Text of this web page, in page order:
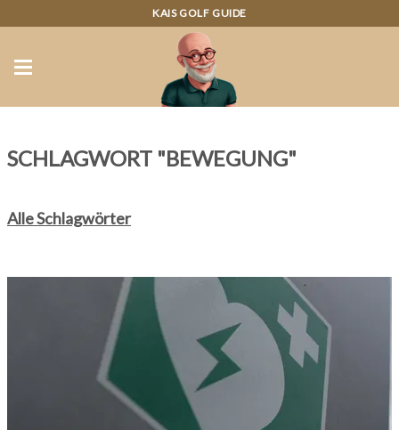
KAIS GOLF GUIDE
SCHLAGWORT "BEWEGUNG"
Alle Schlagwörter